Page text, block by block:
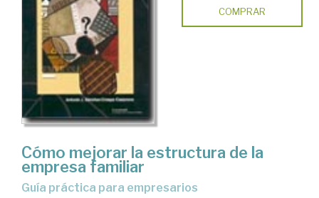
COMPRAR
Cómo mejorar la estructura de la
empresa familiar
guía práctica para empresarios